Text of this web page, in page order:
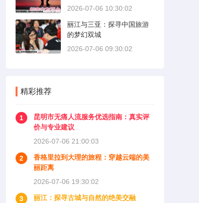
2026-07-06 10:30:02
丽江与三亚：探寻中国旅游
的梦幻双城
2026-07-06 09:30:02
精彩推荐
1
昆明市无痛人流服务优选指南：真实评
价与专业建议
2026-07-06 21:00:03
2
香格里拉到大理的旅程：穿越云端的美
丽距离
2026-07-06 19:30:02
3
丽江：探寻古城与自然的绝美交融